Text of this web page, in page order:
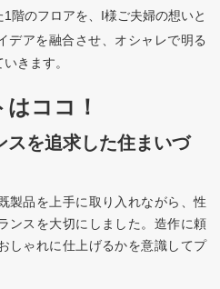
階のフロアを、I様ご夫婦の想いと
デアを融合させ、オシャレで明る
きます。
ココ！
スを追求した住まいづ
製品を上手に取り入れながら、性
ンスを大切にしました。造作に頼
しゃれに仕上げるかを意識してプ